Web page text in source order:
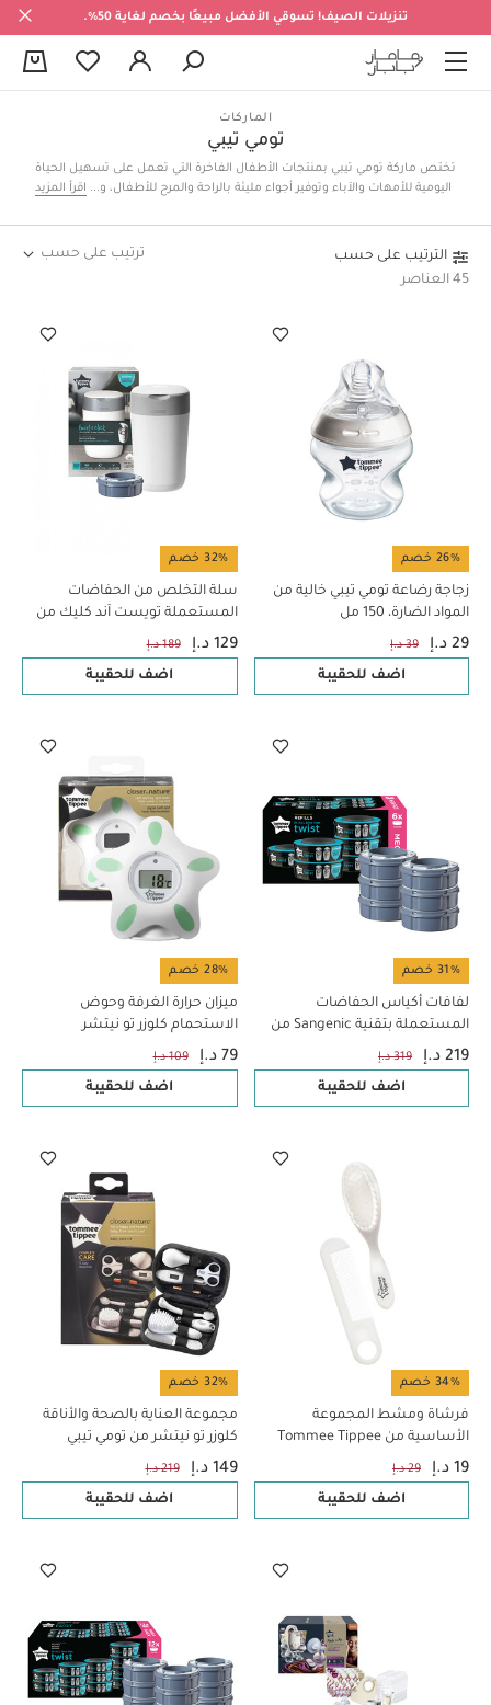
تنزيلات الصيف! تسوقي الأفضل مبيعًا بخصم لغاية 50%.
الماركات
تومي تيبي
تختص ماركة تومي تيبي بمنتجات الأطفال الفاخرة التي تعمل على تسهيل الحياة
اليومية للأمهات والآباء وتوفير أجواء مليئة بالراحة والمرح للأطفال، ويشمل ذلك
الخامات وبأعلى المواصفات.
اقرأ المزيد
الترتيب على حسب
45 العناصر
ترتيب على حسب
26% خصم
زجاجة رضاعة تومي تيبي خالية من
المواد الضارة، 150 مل
29 د.إ 39 د.إ
اضف للحقيبة
32% خصم
سلة التخلص من الحفاضات
المستعملة تويست آند كليك من
تومي تيبي - أبيض
129 د.إ 189 د.إ
اضف للحقيبة
31% خصم
لفافات أكياس الحفاضات
المستعملة بتقنية Sangenic من
تومي تيببي، 6 قطع
219 د.إ 319 د.إ
اضف للحقيبة
28% خصم
ميزان حرارة الغرفة وحوض
الاستحمام كلوزر تو نيتشر
79 د.إ 109 د.إ
اضف للحقيبة
34% خصم
فرشاة ومشط المجموعة
الأساسية من Tommee Tippee
19 د.إ 29 د.إ
اضف للحقيبة
32% خصم
مجموعة العناية بالصحة والأناقة
كلوزر تو نيتشر من تومي تيبي
149 د.إ 219 د.إ
اضف للحقيبة